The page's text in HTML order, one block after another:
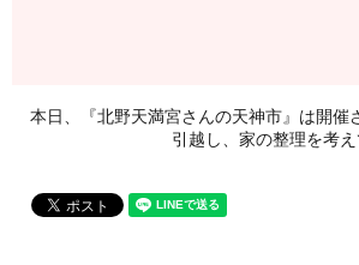
本日、『北野天満宮さんの天神市』は開催
引越し、家の整理を考